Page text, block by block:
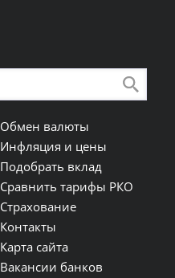
Обмен валюты
Инфляция и цены
Подобрать вклад
Сравнить тарифы РКО
Страхование
Контакты
Карта сайта
Вакансии банков